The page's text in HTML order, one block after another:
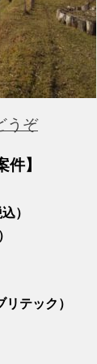
うぞ
件】
）
テック）